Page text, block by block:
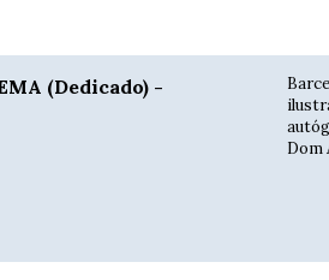
(Dedicado) -
Dom